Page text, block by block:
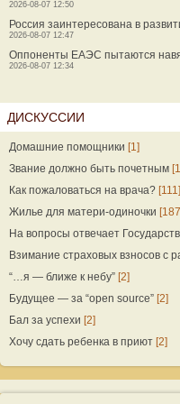
2026-08-07 12:50
Россия заинтересована в
2026-08-07 12:47
Оппоненты ЕАЭС пытаются
2026-08-07 12:34
ДИСКУССИИ
Домашние помощники [1]
Звание должно быть почетным
Как пожаловаться на врача? [111]
Жилье для матери-одиночки
На вопросы отвечает
Взимание страховых взносов с
“…я — ближе к небу” [2]
Будущее — за “open source” [2]
Бал за успехи [2]
Хочу сдать ребенка в приют [2]